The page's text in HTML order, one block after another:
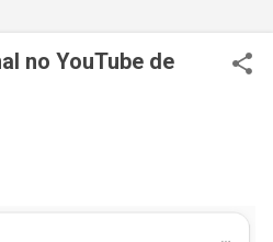
no YouTube de